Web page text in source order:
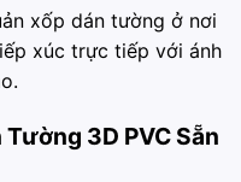
xốp dán tường ở nơi
xúc trực tiếp với ánh
3D PVC Sẵn